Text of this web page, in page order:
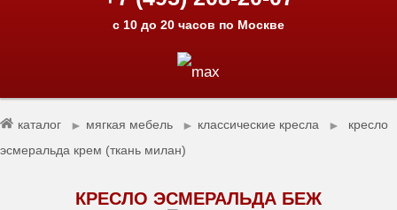
с 10 до 20 часов по Москве
каталог ► мягкая мебель ► классические кресла ►
кресло
эсмеральда крем (ткань милан)
КРЕСЛО ЭСМЕРАЛЬДА БЕЖ